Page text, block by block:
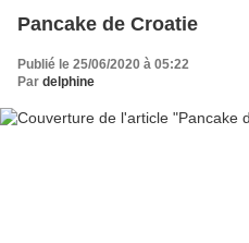
Pancake de Croatie
Publié le 25/06/2020 à 05:22
Par delphine